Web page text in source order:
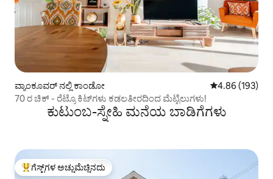
ವ್ಯಾಂಕೂವರ್ ನಲ್ಲಿ ಕಾಂಡೋ 5 ರಲ್ಲಿ 4.86
4.86 (193)
70 ರ ಚಿಕ್ - ರೆಟ್ರೊ ಕಿಟ್‌ಗಳು ಕಡಲತೀರದಿಂದ ಮೆಟ್ಟಿಲುಗಳು!
ಕುಟುಂಬ-ಸ್ನೇಹಿ ಮನೆಯ ಬಾಡಿಗೆಗಳು
ಗೆಸ್ಟ್‌ಗಳಿಗೆ ಅತಿ ಹೆಚ್ಚು ಅಚ್ಚುಮೆಚ್ಚಿನದು
ಗೆಸ್ಟ್‌ಗಳ ಅಚ್ಚುಮೆಚ್ಚಿನದು